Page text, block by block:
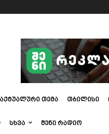
ᲐᲥᲢᲣᲐᲚᲣᲠᲘ ᲗᲔᲛᲐ ᲗᲑᲘᲚᲘᲡᲘ
ᲡᲮᲕᲐ ᲨᲔᲜᲘ ᲠᲐᲓᲘᲝ